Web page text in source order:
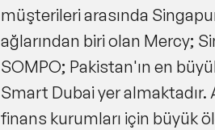
müşterileri arasında
ağlarından biri olan Mercy;
SOMPO; Pakistan'ın en
Smart Dubai yer
finans kurumları için büyük